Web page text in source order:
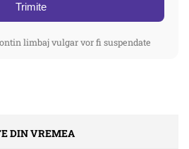
Trimite
limbaj vulgar vor fi suspendate
DIN VREMEA